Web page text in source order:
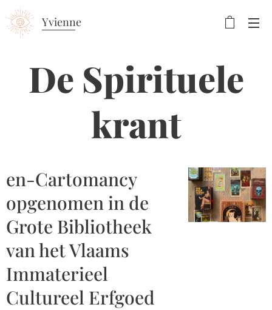
Yvienne
De Spirituele
krant
en-Cartomancy
opgenomen in de
Grote Bibliotheek
van het Vlaams
Immaterieel
Cultureel Erfgoed